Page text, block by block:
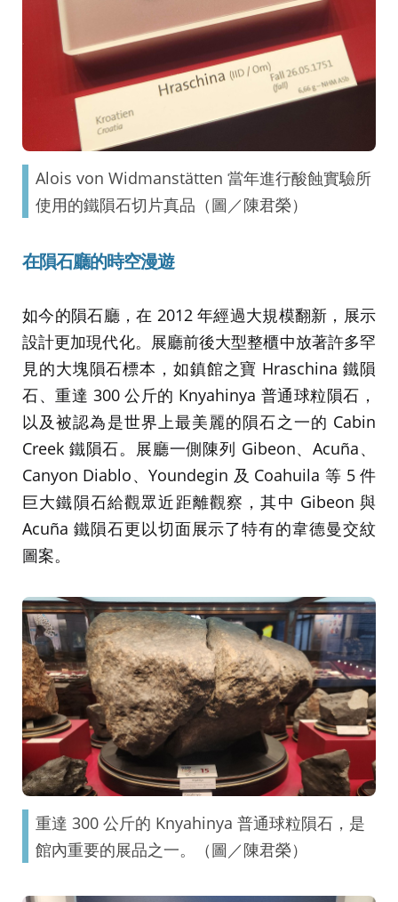
Alois von Widmanstätten 當年進行酸蝕實驗所
使用的鐵隕石切片真品（圖／陳君榮）
在隕石廳的時空漫遊
如今的隕石廳，在 2012 年經過大規模翻新，展示
設計更加現代化。展廳前後大型整櫃中放著許多罕
見的大塊隕石標本，如鎮館之寶 Hraschina 鐵隕
石、重達 300 公斤的 Knyahinya 普通球粒隕石，
以及被認為是世界上最美麗的隕石之一的 Cabin
Creek 鐵隕石。展廳一側陳列 Gibeon、Acuña、
Canyon Diablo、Youndegin 及 Coahuila 等 5 件
巨大鐵隕石給觀眾近距離觀察，其中 Gibeon 與
Acuña 鐵隕石更以切面展示了特有的韋德曼交紋
圖案。
重達 300 公斤的 Knyahinya 普通球粒隕石，是
館內重要的展品之一。（圖／陳君榮）